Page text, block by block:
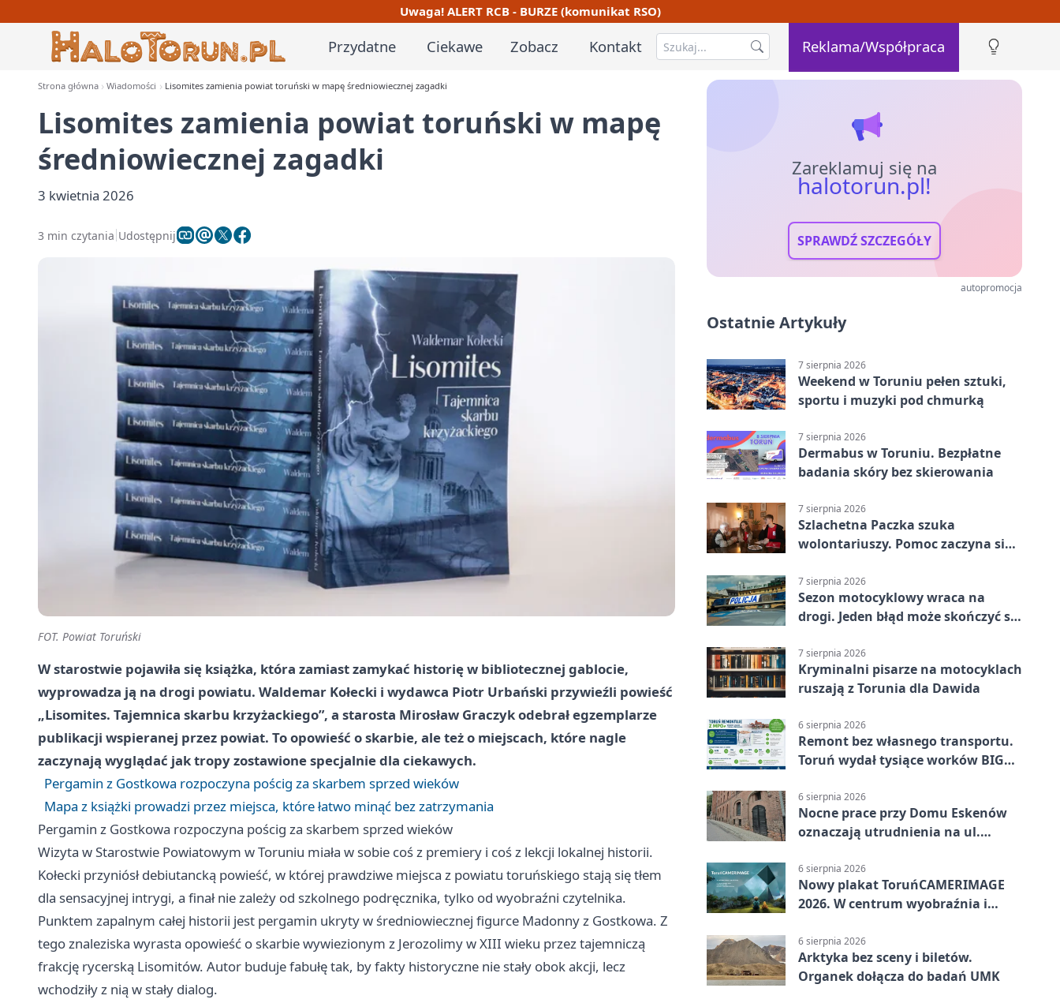
Uwaga! ALERT RCB - BURZE (komunikat RSO)
Przydatne Ciekawe Zobacz Kontakt Reklama/Współpraca
Strona główna Wiadomości Lisomites zamienia powiat toruński w mapę średniowiecznej zagadki
Lisomites zamienia powiat toruński w mapę
średniowiecznej zagadki
3 kwietnia 2026
3 min czytania Udostępnij
FOT. Powiat Toruński
W starostwie pojawiła się książka, która zamiast zamykać historię w bibliotecznej gablocie,
wyprowadza ją na drogi powiatu. Waldemar Kołecki i wydawca Piotr Urbański przywieźli powieść
„Lisomites. Tajemnica skarbu krzyżackiego”, a starosta Mirosław Graczyk odebrał egzemplarze
publikacji wspieranej przez powiat. To opowieść o skarbie, ale też o miejscach, które nagle
zaczynają wyglądać jak tropy zostawione specjalnie dla ciekawych.
Pergamin z Gostkowa rozpoczyna pościg za skarbem sprzed wieków
Mapa z książki prowadzi przez miejsca, które łatwo minąć bez zatrzymania
Pergamin z Gostkowa rozpoczyna pościg za skarbem sprzed wieków
Wizyta w Starostwie Powiatowym w Toruniu miała w sobie coś z premiery i coś z lekcji lokalnej historii.
Kołecki przyniósł debiutancką powieść, w której prawdziwe miejsca z powiatu toruńskiego stają się tłem
dla sensacyjnej intrygi, a finał nie zależy od szkolnego podręcznika, tylko od wyobraźni czytelnika.
Punktem zapalnym całej historii jest pergamin ukryty w średniowiecznej figurce Madonny z Gostkowa. Z
tego znaleziska wyrasta opowieść o skarbie wywiezionym z Jerozolimy w XIII wieku przez tajemniczą
frakcję rycerską Lisomitów. Autor buduje fabułę tak, by fakty historyczne nie stały obok akcji, lecz
wchodziły z nią w stały dialog.
Zareklamuj się na
halotorun.pl!
SPRAWDŹ SZCZEGÓŁY
autopromocja
Ostatnie Artykuły
7 sierpnia 2026
Weekend w Toruniu pełen sztuki,
sportu i muzyki pod chmurką
7 sierpnia 2026
Dermabus w Toruniu. Bezpłatne
badania skóry bez skierowania
7 sierpnia 2026
Szlachetna Paczka szuka
wolontariuszy. Pomoc zaczyna się
7 sierpnia 2026
Sezon motocyklowy wraca na
drogi. Jeden błąd może skończyć się
7 sierpnia 2026
Kryminalni pisarze na motocyklach
ruszają z Torunia dla Dawida
6 sierpnia 2026
Remont bez własnego transportu.
Toruń wydał tysiące worków BIG
6 sierpnia 2026
Nocne prace przy Domu Eskenów
oznaczają utrudnienia na ul.
6 sierpnia 2026
Nowy plakat ToruńCAMERIMAGE
2026. W centrum wyobraźnia i
6 sierpnia 2026
Arktyka bez sceny i biletów.
Organek dołącza do badań UMK